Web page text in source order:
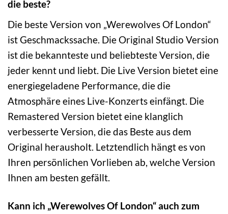
die beste?
Die beste Version von „Werewolves Of London“
ist Geschmackssache. Die Original Studio Version
ist die bekannteste und beliebteste Version, die
jeder kennt und liebt. Die Live Version bietet eine
energiegeladene Performance, die die
Atmosphäre eines Live-Konzerts einfängt. Die
Remastered Version bietet eine klanglich
verbesserte Version, die das Beste aus dem
Original herausholt. Letztendlich hängt es von
Ihren persönlichen Vorlieben ab, welche Version
Ihnen am besten gefällt.
Kann ich „Werewolves Of London“ auch zum